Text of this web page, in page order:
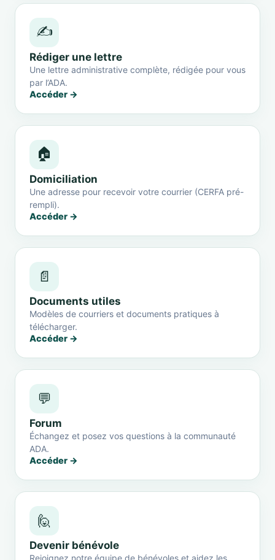
✍️
Rédiger une lettre
Une lettre administrative complète, rédigée pour vous
par l’ADA.
Accéder →
🏠
Domiciliation
Une adresse pour recevoir votre courrier (CERFA pré-
rempli).
Accéder →
📄
Documents utiles
Modèles de courriers et documents pratiques à
télécharger.
Accéder →
💬
Forum
Échangez et posez vos questions à la communauté
ADA.
Accéder →
🙋
Devenir bénévole
Rejoignez notre équipe de bénévoles et aidez les